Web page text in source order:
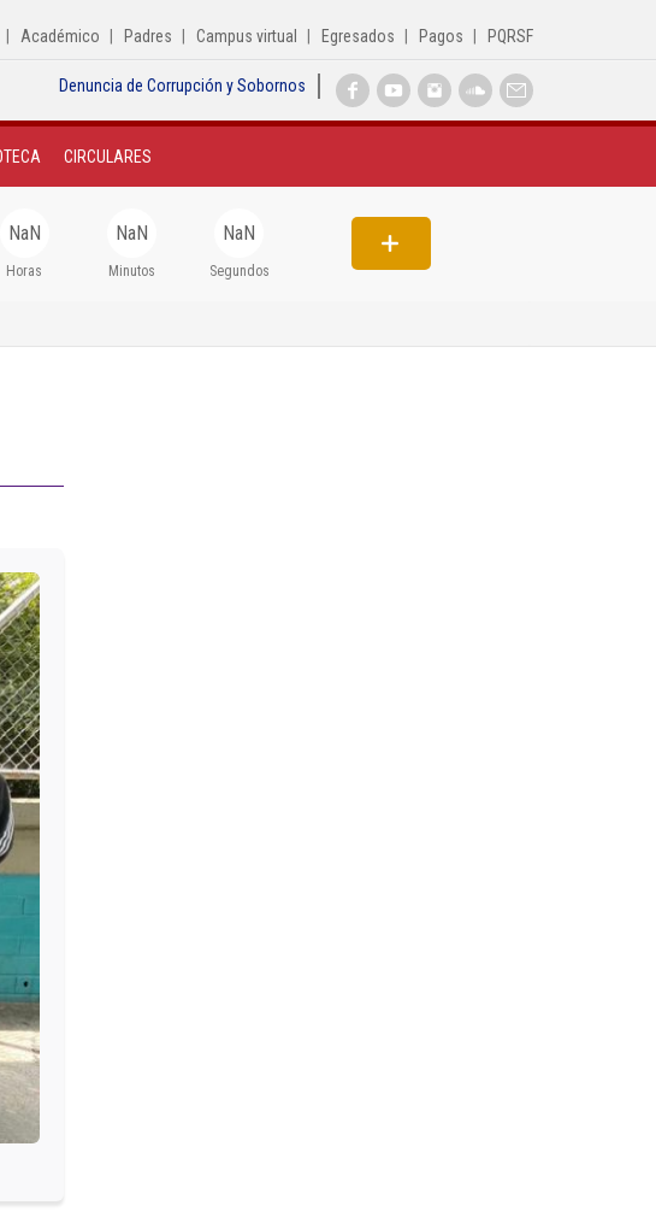
Académico Padres Campus virtual Egresados Pagos PQRSF
Denuncia de Corrupción y Sobornos
CIRCULARES
NaN
Horas
NaN
Minutos
NaN
Segundos
Egresados
Formación